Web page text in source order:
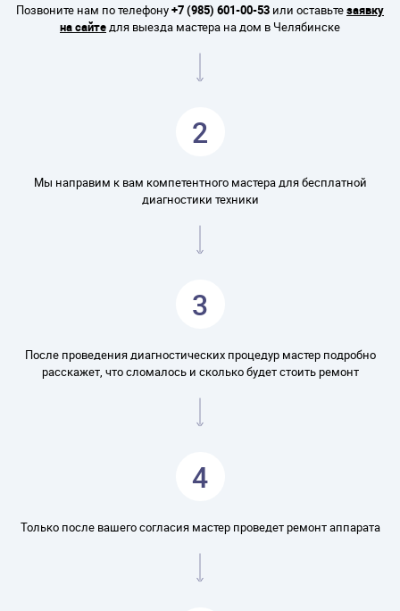
Позвоните нам по телефону+7 (985) 601-00-53 или оставьтезаявку
на сайте для выезда мастера на дом в Челябинске
2
Мы направим к вам компетентного мастера для бесплатной
диагностики техники
3
После проведения диагностических процедур мастер подробно
расскажет, что сломалось и сколько будет стоить ремонт
4
Только после вашего согласия мастер проведет ремонт аппарата